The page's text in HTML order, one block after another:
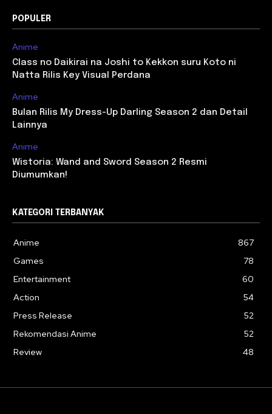
POPULER
Anime
Class no Daikirai na Joshi to Kekkon suru Koto ni
Natta Rilis Key Visual Perdana
Anime
Bulan Rilis My Dress-Up Darling Season 2 dan Detail
Lainnya
Anime
Wistoria: Wand and Sword Season 2 Resmi
Diumumkan!
KATEGORI TERBANYAK
Anime
867
Games
78
Entertainment
60
Action
54
Press Release
52
Rekomendasi Anime
52
Review
48